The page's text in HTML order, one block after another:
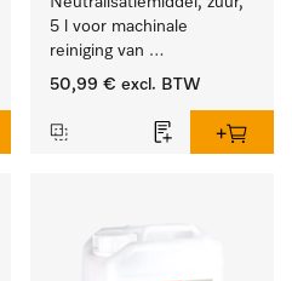
5 l voor machinale
reiniging van
laboratoriumglaswerk en -
50,99 € excl. BTW